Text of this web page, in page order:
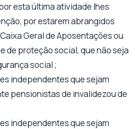
esta última atividade lhes
por estarem abrangidos
Geral de Aposentações ou
de proteção social, que não seja
social ;
independentes que sejam
pensionistas de invalidezou de
independentes que sejam